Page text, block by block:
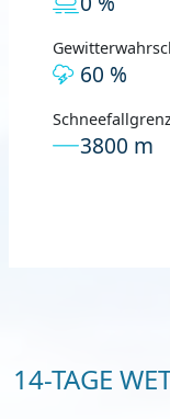
60 %
3800 m
14-TAGE